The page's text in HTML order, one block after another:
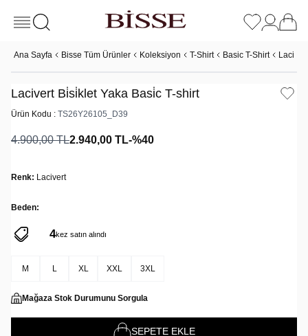
Ana Sayfa Bisse Tüm Ürünler Koleksiyon T-Shirt Basic T-Shirt
Lacivert Bi̇si̇klet Yaka Basi̇c T-shirt
Ürün Kodu : TS26Y26105_D39
4.900,00TL2.940,00 TL-%40
Renk: Lacivert
Beden:
4kez satın alındı
150kez görüntülendi
M L XL XXL 3XL
Mağaza Stok Durumunu Sorgula
SEPETE EKLE